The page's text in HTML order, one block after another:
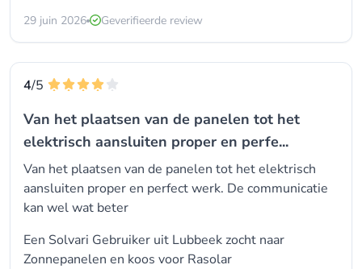
29 juin 2026 Geverifieerde review
4/5
Van het plaatsen van de panelen tot het
elektrisch aansluiten proper en perfe...
Van het plaatsen van de panelen tot het elektrisch
aansluiten proper en perfect werk. De communicatie
kan wel wat beter
Een Solvari Gebruiker uit Lubbeek zocht naar
Zonnepanelen en koos voor Rasolar